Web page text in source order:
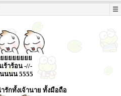
ยยยยยยย
ร้าร้อน -//-
นนน 5555
รักทั้งเจ้านาย ทั้งมือถือ